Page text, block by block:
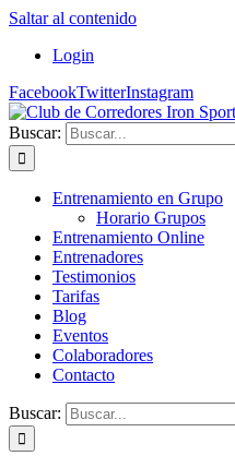
Saltar al contenido
Login
FacebookTwitterInstagram
Buscar:
Entrenamiento en Grupo
Horario Grupos
Entrenamiento Online
Entrenadores
Testimonios
Tarifas
Blog
Eventos
Colaboradores
Contacto
Buscar: